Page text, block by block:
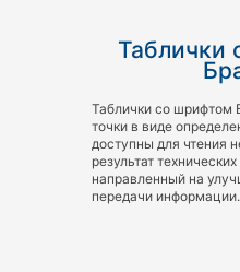
Таблички
Таблички со шрифтом
точки в виде
доступны для чтения
результат
направленный на
передачи информации.